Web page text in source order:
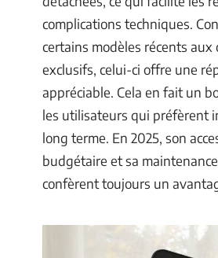
complications techniques.
certains modèles récents aux
exclusifs, celui-ci offre une
appréciable. Cela en fait un
les utilisateurs qui préfèrent
long terme. En 2025, son
budgétaire et sa
confèrent toujours un